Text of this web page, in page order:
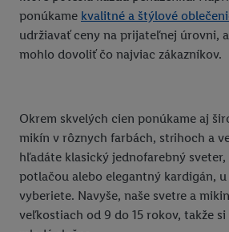
ponúkame kvalitné a štýlové
udržiavať ceny na prijateľnej úrovni,
mohlo dovoliť čo najviac zákazníkov.
Okrem skvelých cien ponúkame aj
mikín v rôznych farbách, strihoch a
hľadáte klasický jednofarebný
potlačou alebo elegantný kardigán, u
vyberiete. Navyše, naše svetre a
veľkostiach od 9 do 15 rokov, takže